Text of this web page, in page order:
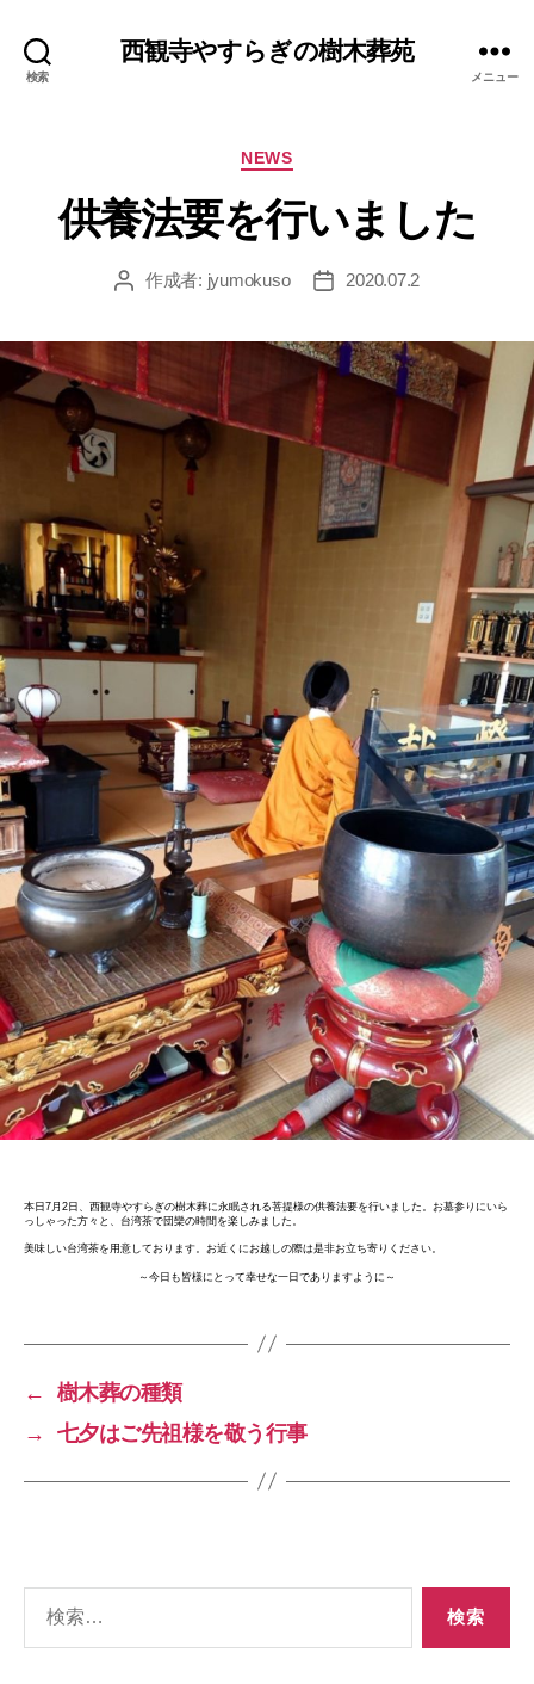
検索
西観寺やすらぎの樹木葬苑
メニュー
テ
ゴ
ー
NEWS
供養法要を行いました
投 作成者: jyumokuso
投
2020.07.2
本日7月2日、西観寺やすらぎの樹木葬に永眠される菩提様の供養法要を行いました。お墓参りにいら
っしゃった方々と、台湾茶で団欒の時間を楽しみました。
美味しい台湾茶を用意しております。お近くにお越しの際は是非お立ち寄りください。
～今日も皆様にとって幸せな一日でありますように～
←
樹木葬の種類
→
七夕はご先祖様を敬う行事